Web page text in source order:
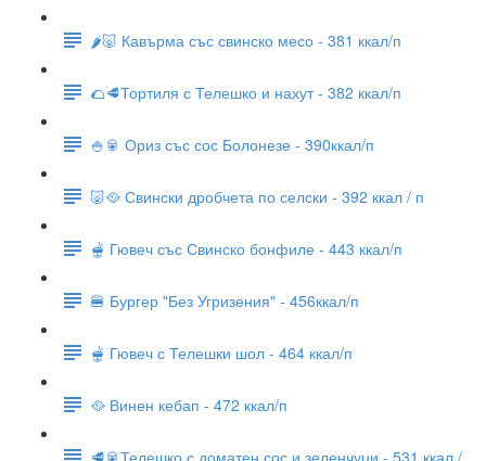
🌶🐷 Кавърма със свинско месо - 381 ккал/п
🌮🥩Тортиля с Телешко и нахут - 382 ккал/п
🍚🥫 Ориз със сос Болонезе - 390ккал/п
🐷🥘 Свински дробчета по селски - 392 ккал / п
🫕 Гювеч със Свинско бонфиле - 443 ккал/п
🍔 Бургер "Без Угризения" - 456ккал/п
🫕 Гювеч с Телешки шол - 464 ккал/п
🥘 Винен кебап - 472 ккал/п
🥩🥫Телешко с доматен сос и зеленчуци - 531 ккал /